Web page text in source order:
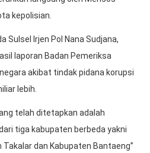
kepolisian.
Sulsel Irjen Pol Nana Sudjana,
laporan Badan Pemeriksa
akibat tindak pidana korupsi
lebih.
telah ditetapkan adalah
tiga kabupaten berbeda yakni
Takalar dan Kabupaten Bantaeng”